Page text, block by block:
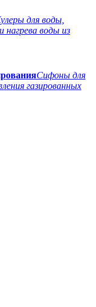
для воды,
нагрева воды из
Сифоны для
газированных